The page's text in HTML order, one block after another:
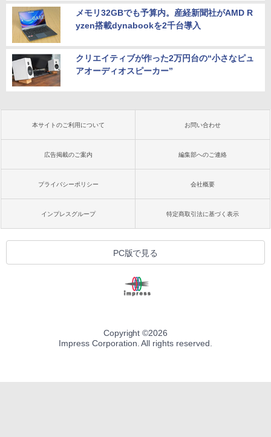
メモリ32GBでも予算内。産経新聞社がAMD R
yzen搭載dynabookを2千台導入
クリエイティブが作った2万円台の“小さなピュ
アオーディオスピーカー”
本サイトのご利用について お問い合わせ
広告掲載のご案内 編集部へのご連絡
プライバシーポリシー 会社概要
インプレスグループ 特定商取引法に基づく表示
PC版で見る
Copyright ©2026
Impress Corporation. All rights reserved.